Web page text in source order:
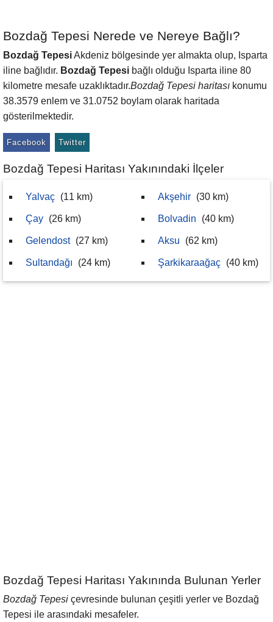
Bozdağ Tepesi Nerede ve Nereye Bağlı?
Bozdağ TepesiAkdeniz bölgesinde yer almakta olup, Isparta
iline bağlıdır. Bozdağ Tepesi bağlı olduğu Isparta iline 80
kilometre mesafe uzaklıktadır.Bozdağ Tepesi haritası konumu
38.3579 enlem ve 31.0752 boylam olarak haritada
gösterilmektedir.
Facebook Twitter
Bozdağ Tepesi Haritası Yakınındaki İlçeler
Yalvaç (11 km)
Çay (26 km)
Gelendost (27 km)
Sultandağı (24 km)
Akşehir (30 km)
Bolvadin (40 km)
Aksu (62 km)
Şarkikaraağaç (40 km)
Bozdağ Tepesi Haritası Yakınında Bulunan Yerler
Bozdağ Tepesi çevresinde bulunan çeşitli yerler ve Bozdağ
Tepesi ile arasındaki mesafeler.